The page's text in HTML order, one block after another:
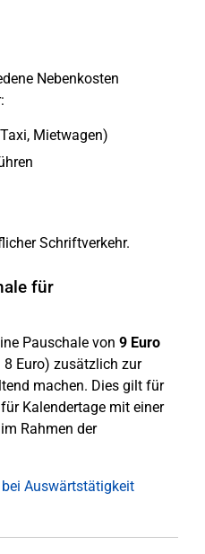
Nebenkosten
Mietwagen)
Schriftverkehr.
für
Pauschale von 9 Euro
8 Euro) zusätzlich zur
machen. Dies gilt für
Kalendertage mit einer
Rahmen der
Auswärtstätigkeit